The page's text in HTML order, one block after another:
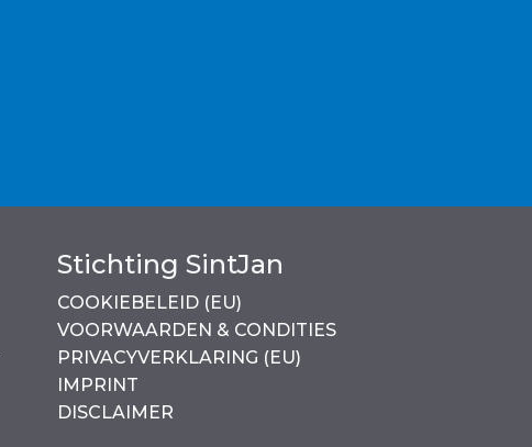
Stichting SintJan
COOKIEBELEID (EU)
VOORWAARDEN & CONDITIES
PRIVACYVERKLARING (EU)
IMPRINT
DISCLAIMER